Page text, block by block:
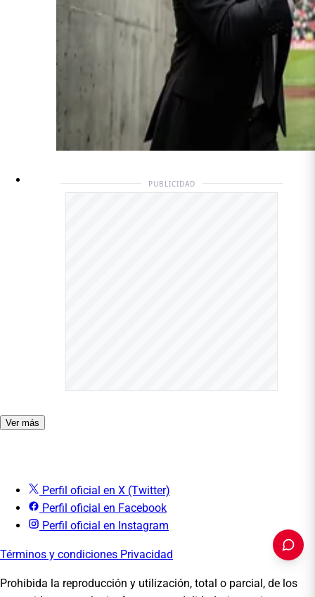
PUBLICIDAD
Ver más
Perfil oficial en X (Twitter)
Perfil oficial en Facebook
Perfil oficial en Instagram
Términos y condiciones Privacidad
Prohibida la reproducción y utilización, total o parcial, de los